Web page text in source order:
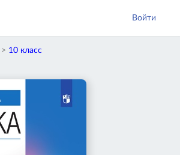
Войти
> 10 класс